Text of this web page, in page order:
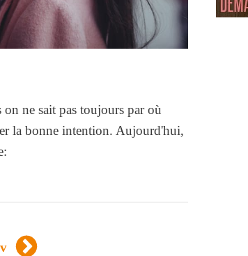
ne sait pas toujours par où
la bonne intention. Aujourd'hui,